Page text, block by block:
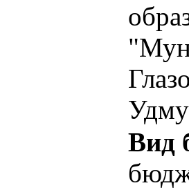
Вид